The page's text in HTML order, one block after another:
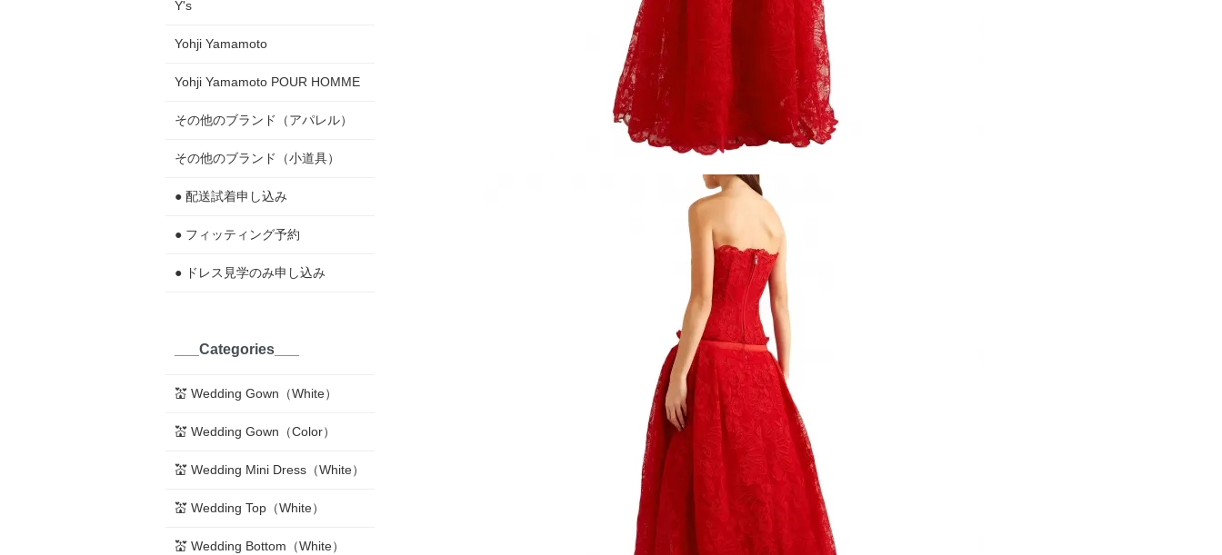
Y's
Yohji Yamamoto
Yohji Yamamoto POUR HOMME
その他のブランド（アパレル）
その他のブランド（小道具）
● 配送試着申し込み
● フィッティング予約
● ドレス見学のみ申し込み
___Categories___
💒 Wedding Gown（White）
💒 Wedding Gown（Color）
💒 Wedding Mini Dress（White）
💒 Wedding Top（White）
💒 Wedding Bottom（White）